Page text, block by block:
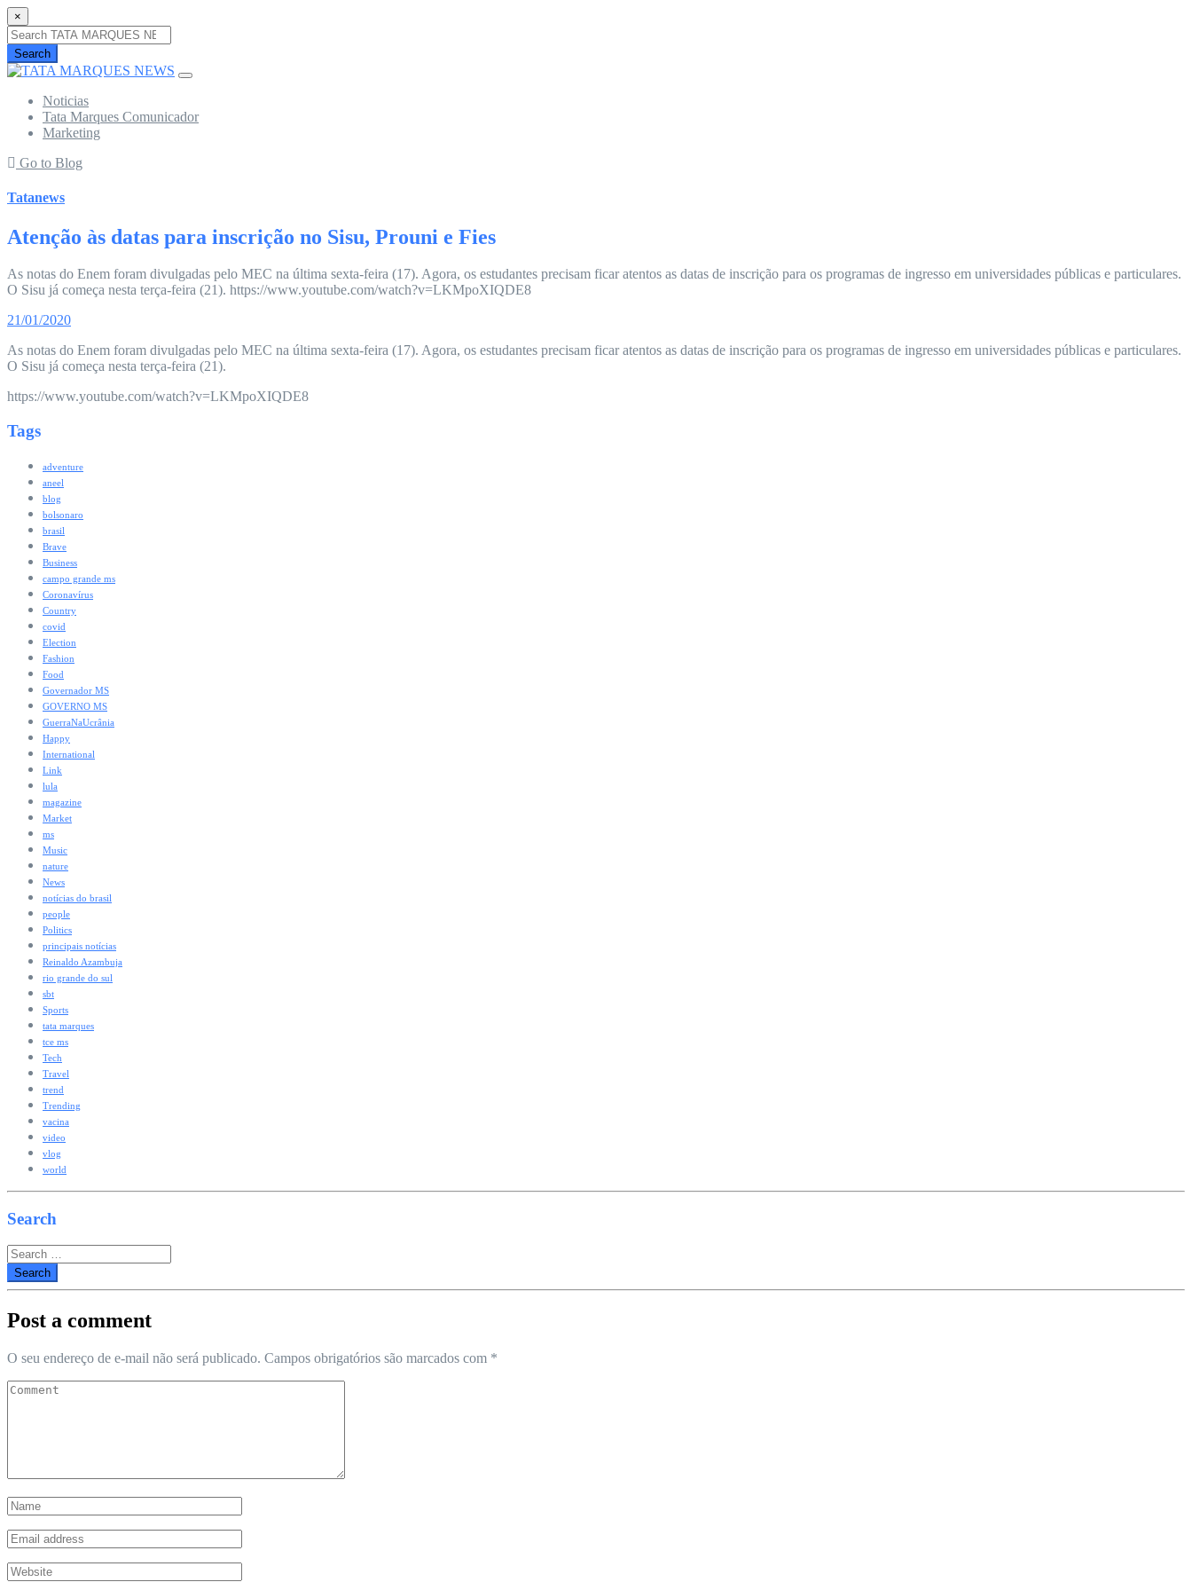
×
Search
Noticias
Tata Marques Comunicador
Marketing
Go to Blog
Tatanews
Atenção às datas para inscrição no Sisu, Prouni e Fies
As notas do Enem foram divulgadas pelo MEC na última sexta-feira (17). Agora, os estudantes precisam ficar atentos as datas de inscrição para os programas de ingresso em universidades públicas e particulares.
O Sisu já começa nesta terça-feira (21). https://www.youtube.com/watch?v=LKMpoXIQDE8
21/01/2020
As notas do Enem foram divulgadas pelo MEC na última sexta-feira (17). Agora, os estudantes precisam ficar atentos as datas de inscrição para os programas de ingresso em universidades públicas e particulares.
O Sisu já começa nesta terça-feira (21).
https://www.youtube.com/watch?v=LKMpoXIQDE8
Tags
adventure
aneel
blog
bolsonaro
brasil
Brave
Business
campo grande ms
Coronavírus
Country
covid
Election
Fashion
Food
Governador MS
GOVERNO MS
GuerraNaUcrânia
Happy
International
Link
lula
magazine
Market
ms
Music
nature
News
notícias do brasil
people
Politics
principais notícias
Reinaldo Azambuja
rio grande do sul
sbt
Sports
tata marques
tce ms
Tech
Travel
trend
Trending
vacina
video
vlog
world
Search
Search
for:
Post a comment
O seu endereço de e-mail não será publicado. Campos obrigatórios são marcados com *